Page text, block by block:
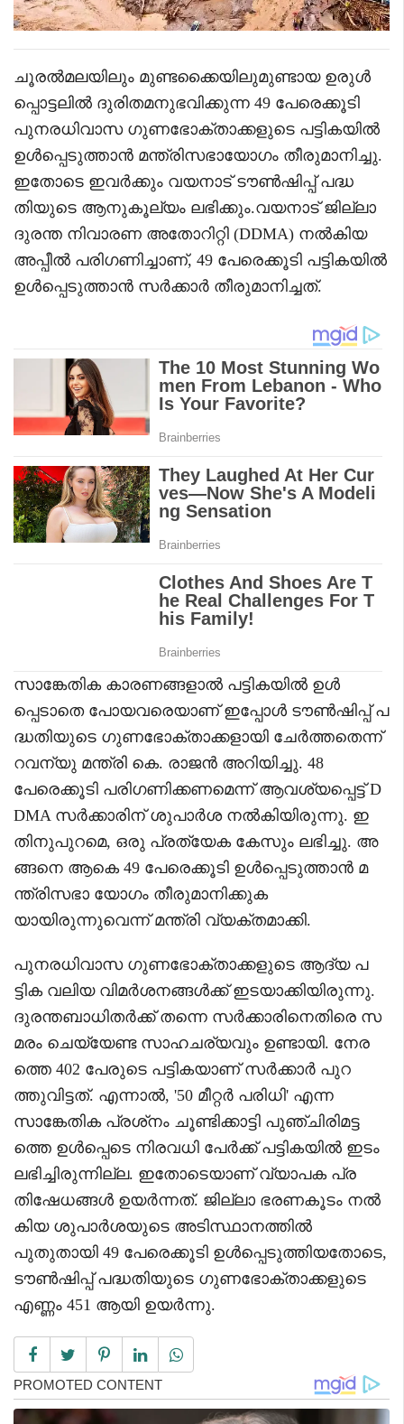
ചൂരൽമലയിലും മുണ്ടക്കൈയിലുമുണ്ടായ ഉരുൾ
പ്പൊട്ടലിൽ ദുരിതമനുഭവിക്കുന്ന 49 പേരെക്കൂടി
പുനരധിവാസ ഗുണഭോക്താക്കളുടെ പട്ടികയിൽ
ഉൾപ്പെടുത്താൻ മന്ത്രിസഭായോഗം തീരുമാനിച്ചു.
ഇതോടെ ഇവർക്കും വയനാട് ടൗൺഷിപ്പ് പദ്ധ
തിയുടെ ആനുകൂല്യം ലഭിക്കും.വയനാട് ജില്ലാ
ദുരന്ത നിവാരണ അതോറിറ്റി (DDMA) നൽകിയ
അപ്പീൽ പരിഗണിച്ചാണ്, 49 പേരെക്കൂടി പട്ടികയിൽ
ഉൾപ്പെടുത്താൻ സർക്കാർ തീരുമാനിച്ചത്.
സാങ്കേതിക കാരണങ്ങളാൽ പട്ടികയിൽ ഉൾ
പ്പെടാതെ പോയവരെയാണ് ഇപ്പോൾ ടൗൺഷിപ്പ് പ
ദ്ധതിയുടെ ഗുണഭോക്താക്കളായി ചേർത്തതെന്ന്
റവന്യു മന്ത്രി കെ. രാജൻ അറിയിച്ചു. 48
പേരെക്കൂടി പരിഗണിക്കണമെന്ന് ആവശ്യപ്പെട്ട് D
DMA സർക്കാരിന് ശുപാർശ നൽകിയിരുന്നു. ഇ
തിനുപുറമെ, ഒരു പ്രത്യേക കേസും ലഭിച്ചു. അ
ങ്ങനെ ആകെ 49 പേരെക്കൂടി ഉൾപ്പെടുത്താൻ മ
ന്ത്രിസഭാ യോഗം തീരുമാനിക്കുക
യായിരുന്നുവെന്ന് മന്ത്രി വ്യക്തമാക്കി.
പുനരധിവാസ ഗുണഭോക്താക്കളുടെ ആദ്യ പ
ട്ടിക വലിയ വിമർശനങ്ങൾക്ക് ഇടയാക്കിയിരുന്നു.
ദുരന്തബാധിതർക്ക് തന്നെ സർക്കാരിനെതിരെ സ
മരം ചെയ്യേണ്ട സാഹചര്യവും ഉണ്ടായി. നേര
ത്തെ 402 പേരുടെ പട്ടികയാണ് സർക്കാർ പുറ
ത്തുവിട്ടത്. എന്നാൽ, '50 മീറ്റർ പരിധി' എന്ന
സാങ്കേതിക പ്രശ്‌നം ചൂണ്ടിക്കാട്ടി പുഞ്ചിരിമട്ട
ത്തെ ഉൾപ്പെടെ നിരവധി പേർക്ക് പട്ടികയിൽ ഇടം
ലഭിച്ചിരുന്നില്ല. ഇതോടെയാണ് വ്യാപക പ്ര
തിഷേധങ്ങൾ ഉയർന്നത്. ജില്ലാ ഭരണകൂടം നൽ
കിയ ശുപാർശയുടെ അടിസ്ഥാനത്തിൽ
പുതുതായി 49 പേരെക്കൂടി ഉൾപ്പെടുത്തിയതോടെ,
ടൗൺഷിപ്പ് പദ്ധതിയുടെ ഗുണഭോക്താക്കളുടെ
എണ്ണം 451 ആയി ഉയർന്നു.